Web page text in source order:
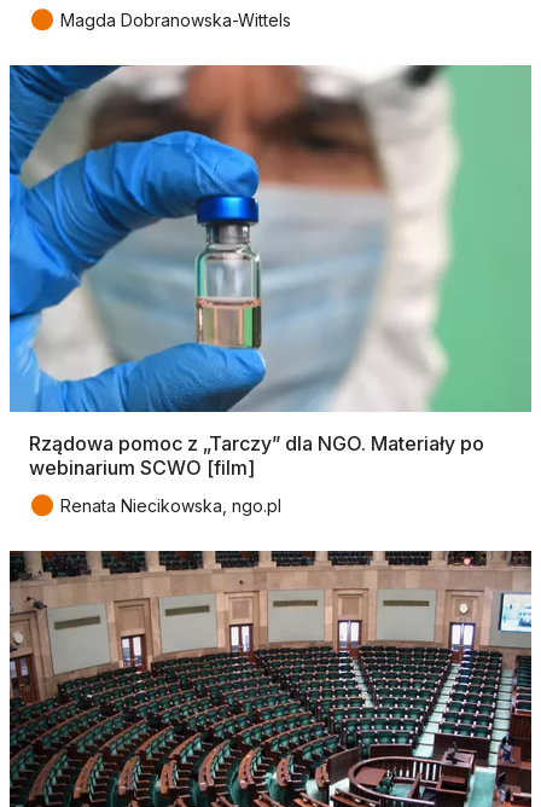
● Magda Dobranowska-Wittels
Rządowa pomoc z „Tarczy” dla NGO. Materiały po
webinarium SCWO [film]
● Renata Niecikowska, ngo.pl